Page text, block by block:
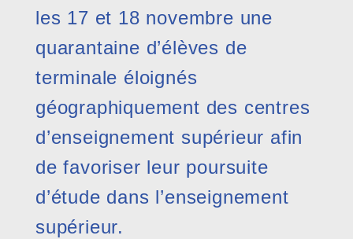
les 17 et 18 novembre une
quarantaine d’élèves de
terminale éloignés
géographiquement des centres
d’enseignement supérieur afin
de favoriser leur poursuite
d’étude dans l’enseignement
supérieur.